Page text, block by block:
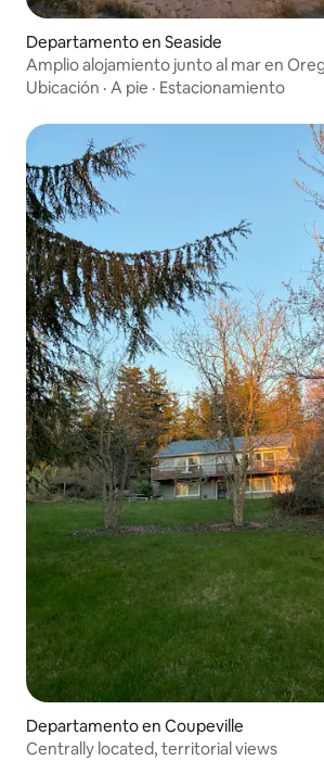
Departamento en Seaside
Amplio alojamiento junto al mar en
dormitorio y capacidad para 4 personas
Ubicación · A pie · Estacionamiento
Departamento en Coupeville
Centrally located, territorial views